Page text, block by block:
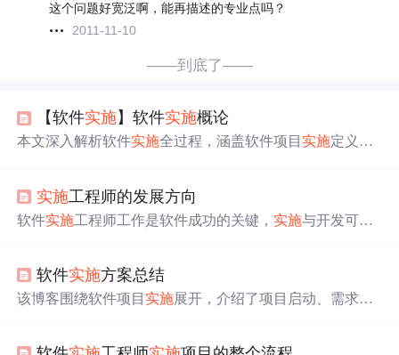
这个问题好宽泛啊，能再描述的专业点吗？
2011-11-10
——到底了——
【软件实施】软件实施概论
本文深入解析软件实施全过程，涵盖软件项目 实施定义、
案例分析，揭示实施工作中的挑战与对策。
实施工程师的发展方向
软件实施工程师工作是软件成功的关键， 实施与开发可互
平等，还需有职业化仪表、学习能力，也离不开运气和机
遇。
软件实施方案总结
该博客围绕软件项目 实施展开，介绍了项目启动、需求调